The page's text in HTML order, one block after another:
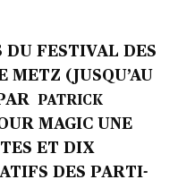
DU FESTIVAL DES
METZ (JUSQU’AU
PATRICK
MAGIC UNE
ET DIX
DES PARTI-